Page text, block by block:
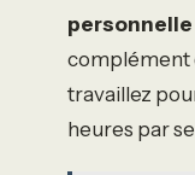
personnelle
complément
travaillez
heures par